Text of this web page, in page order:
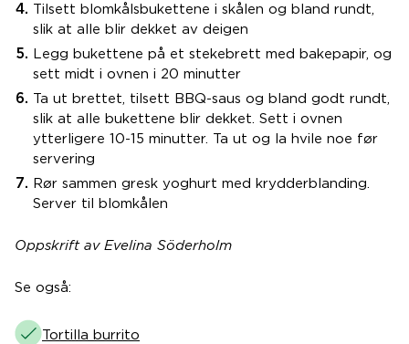
Tilsett blomkålsbukettene i skålen og bland rundt,
slik at alle blir dekket av deigen
Legg bukettene på et stekebrett med bakepapir, og
sett midt i ovnen i 20 minutter
Ta ut brettet, tilsett BBQ-saus og bland godt rundt,
slik at alle bukettene blir dekket. Sett i ovnen
ytterligere 10-15 minutter. Ta ut og la hvile noe før
servering
Rør sammen gresk yoghurt med krydderblanding.
Server til blomkålen
Oppskrift av Evelina Söderholm
Se også:
Tortilla burrito